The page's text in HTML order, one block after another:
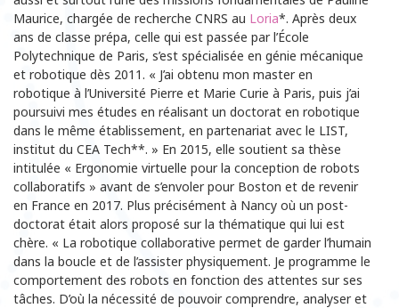
Maurice, chargée de recherche CNRS au Loria*. Après deux
ans de classe prépa, celle qui est passée par l’École
Polytechnique de Paris, s’est spécialisée en génie mécanique
et robotique dès 2011. « J’ai obtenu mon master en
robotique à l’Université Pierre et Marie Curie à Paris, puis j’ai
poursuivi mes études en réalisant un doctorat en robotique
dans le même établissement, en partenariat avec le LIST,
institut du CEA Tech**. » En 2015, elle soutient sa thèse
intitulée « Ergonomie virtuelle pour la conception de robots
collaboratifs » avant de s’envoler pour Boston et de revenir
en France en 2017. Plus précisément à Nancy où un post-
doctorat était alors proposé sur la thématique qui lui est
chère. « La robotique collaborative permet de garder l’humain
dans la boucle et de l’assister physiquement. Je programme le
comportement des robots en fonction des attentes sur ses
tâches. D’où la nécessité de pouvoir comprendre, analyser et